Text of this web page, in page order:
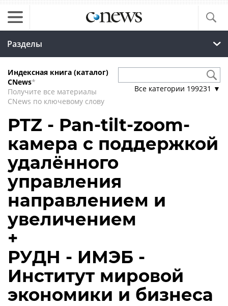
Разделы
Индексная книга (каталог)
CNews*
Получите все материалы
CNews по ключевому слову
Все категории 199231 ▼
PTZ - Pan-tilt-zoom-
камера с поддержкой
удалённого
управления
направлением и
увеличением
+
РУДН - ИМЭБ -
Институт мировой
экономики и бизнеса